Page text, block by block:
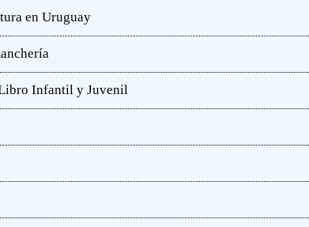
en Uruguay
Libro Infantil y Juvenil